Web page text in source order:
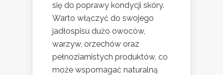
się do poprawy kondycji skóry.
Warto włączyć do swojego
jadłospisu dużo owoców,
warzyw, orzechów oraz
pełnoziarnistych produktów, co
może wspomagać naturalną